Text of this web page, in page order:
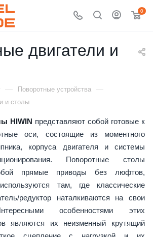
0
двигатели и
— Поворотные устройства —
и столы
HIWIN представляют собой готовые к
оси, состоящие из моментного
корпуса двигателя и системы
Поворотные столы
прямые приводы без люфтов,
там, где классические
редуктор наталкиваются на свои
особенностями этих
являются их неизменный крутящий